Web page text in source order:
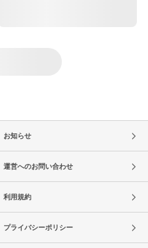
お知らせ
運営へのお問い合わせ
利用規約
プライバシーポリシー